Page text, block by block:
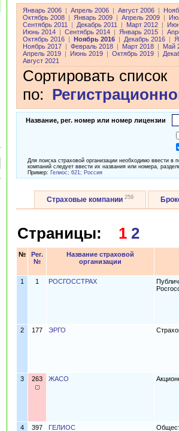
Январь 2006 Апрель 2006 Август 2006
Октябрь 2008
Январь 2009 Апрель 2009
Сентябрь 2011
Декабрь 2011 Март 2012
Июнь 2014
Сентябрь 2014 Январь 2015
Октябрь 2016
Ноябрь 2016 Декабрь 2016
Ноябрь 2017
Февраль 2018 Март 2018
Май
Апрель 2019
Июнь 2019 Октябрь 2019
Август 2021
Сортировать список
по:
Название, рег. номер или номер лицензии
Для поиска страховой организации необходимо ввести
компаний следует ввести их названия или номера,
Пример: Гелиос; 621; Россия
Страховые компании 259
Страницы: 1 2
№
Рег.
№
Название страховой
организации
1 1 РОСГОССТРАХ
2 177 ЭРГО
3 263 ЖАСО
4 397 ГЕЛИОС